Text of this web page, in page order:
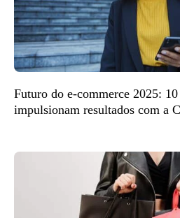
Futuro do e-commerce 2025:
impulsionam resultados com a